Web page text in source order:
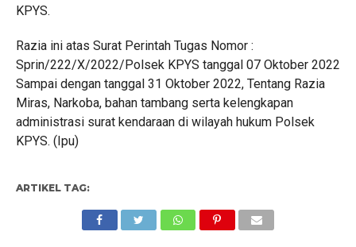
KPYS.
Razia ini atas Surat Perintah Tugas Nomor :
Sprin/222/X/2022/Polsek KPYS tanggal 07 Oktober 2022
Sampai dengan tanggal 31 Oktober 2022, Tentang Razia
Miras, Narkoba, bahan tambang serta kelengkapan
administrasi surat kendaraan di wilayah hukum Polsek
KPYS. (Ipu)
ARTIKEL TAG: